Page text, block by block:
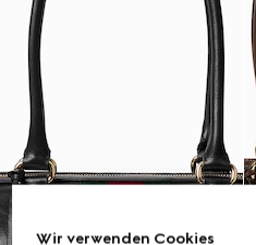
Wir verwenden Cookies